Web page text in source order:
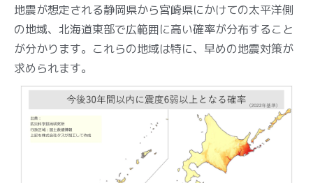
地震が想定される静岡県から宮崎県にかけての太平洋側
の地域、北海道東部で広範囲に高い確率が分布すること
が分かります。これらの地域は特に、早めの地震対策が
求められます。